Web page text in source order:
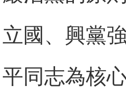
立國、興黨
平同志為核